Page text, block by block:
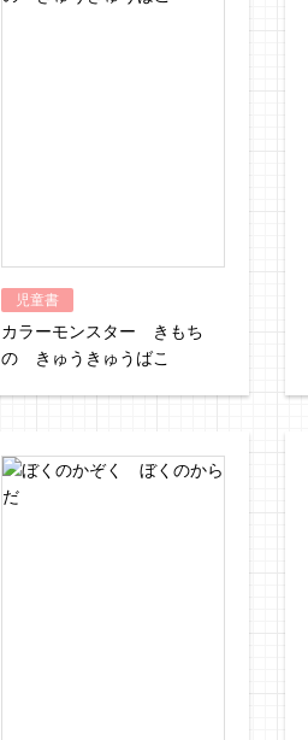
児童書
カラーモンスター きもち
の きゅうきゅうばこ